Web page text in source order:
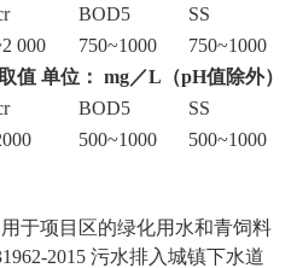
BOD5
SS
000 750~1000
750~1000
值 单位： mg／L （pH值除外）
BOD5
SS
500~1000 500~1000
于项目区的绿化用水和青饲料
2015 污水排入城镇下水道